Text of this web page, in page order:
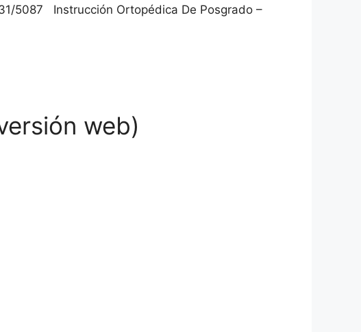
5087 Instrucción Ortopédica De Posgrado –
web)